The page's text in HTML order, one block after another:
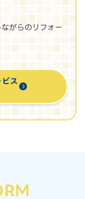
がらのリフォー
ス